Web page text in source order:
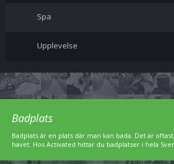
Spa
Upplevelse
Badplats
Badplats är en plats där man kan bada. Det är
havet. Hos Activated hittar du badplatser i hela